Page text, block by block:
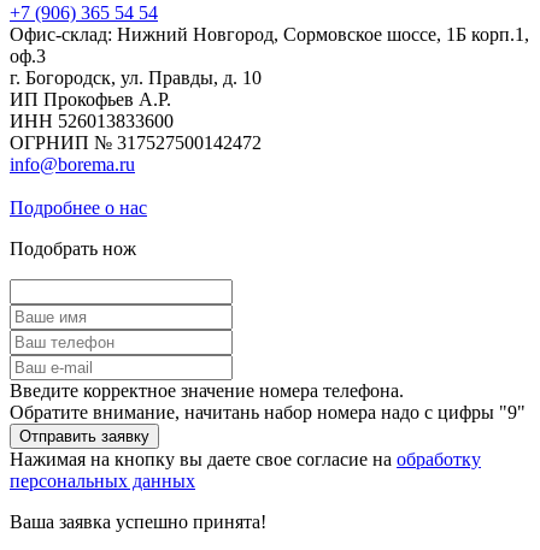
+7 (906) 365 54 54
Офис-склад: Нижний Новгород, Сормовское шоссе, 1Б корп.1,
оф.3
г. Богородск, ул. Правды, д. 10
ИП Прокофьев А.Р.
ИНН 526013833600
ОГРНИП № 317527500142472
info@borema.ru
Подробнее о нас
Подобрать нож
Введите корректное значение номера телефона.
Обратите внимание, начитань набор номера надо с цифры "9"
Нажимая на кнопку вы даете свое согласие на обработку
персональных данных
Ваша заявка успешно принята!